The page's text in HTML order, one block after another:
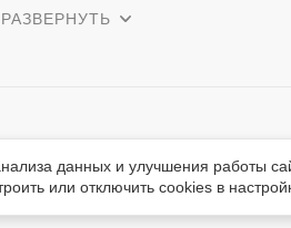
вопросы о нашем автокомплексе
авторском праве. При использовании любых
данных и улучшения работы
или отключить cookies в